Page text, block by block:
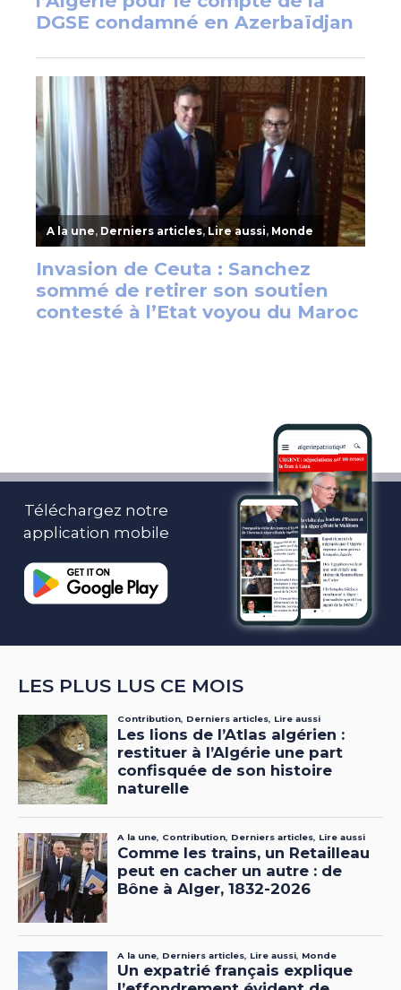
Téléchargez notre
application mobile
LES PLUS LUS CE MOIS